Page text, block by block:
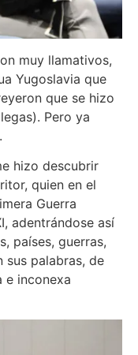
muy llamativos,
Yugoslavia que
que se hizo
Pero ya
hizo descubrir
quien en el
Guerra
adentrándose así
países, guerras,
sus palabras, de
e inconexa